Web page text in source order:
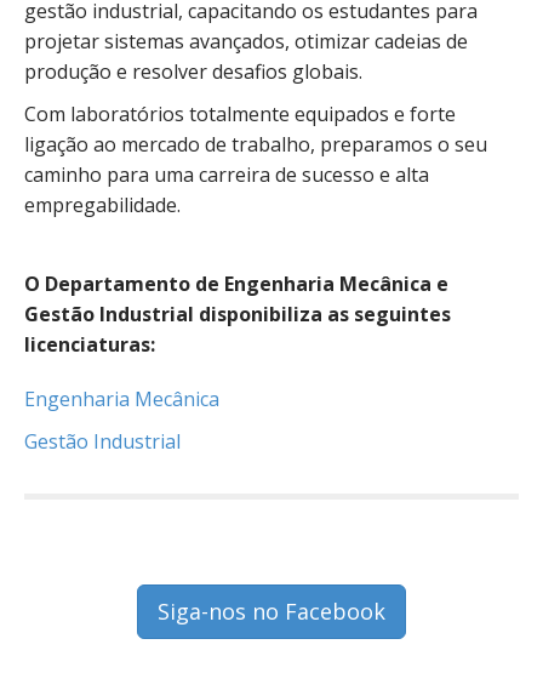
gestão industrial, capacitando os estudantes para
projetar sistemas avançados, otimizar cadeias de
produção e resolver desafios globais.
Com laboratórios totalmente equipados e forte
ligação ao mercado de trabalho, preparamos o seu
caminho para uma carreira de sucesso e alta
empregabilidade.
O Departamento de Engenharia Mecânica e
Gestão Industrial disponibiliza as seguintes
licenciaturas:
Engenharia Mecânica
Gestão Industrial
Siga-nos no Facebook